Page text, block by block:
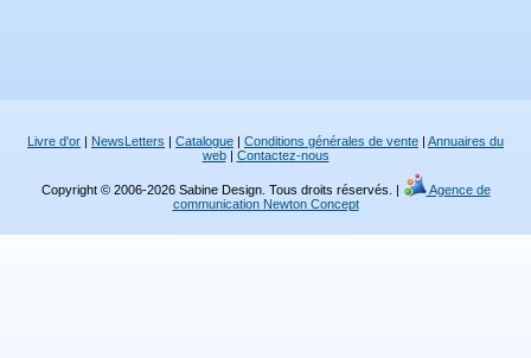
Livre d'or | NewsLetters | Catalogue | Conditions générales de vente | Annuaires du
web| Contactez-nous
Copyright © 2006-2026 Sabine Design. Tous droits réservés. |
Agence de
communication Newton Concept